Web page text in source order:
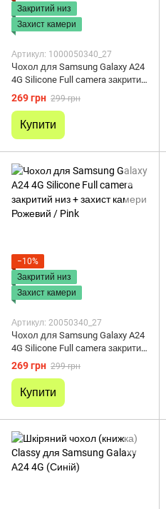
Закритий низ
Захист камери
Артикул: 1000050340_27
Чохол для Samsung Galaxy A24
4G Silicone Full camera закритий
низ + захист камери Зелений /
Dark Green
269 грн 299 грн
Купити
−10%
Закритий низ
Захист камери
Артикул: 20050340_27
Чохол для Samsung Galaxy A24
4G Silicone Full camera закритий
низ + захист камери Рожевий /
269 грн 299 грн
Купити